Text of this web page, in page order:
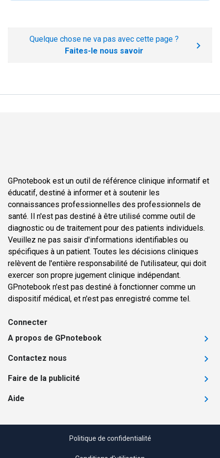
Quelque chose ne va pas avec cette page ?
Faites-le nous savoir
GPnotebook est un outil de référence clinique informatif et
éducatif, destiné à informer et à soutenir les
connaissances professionnelles des professionnels de
santé. Il n'est pas destiné à être utilisé comme outil de
diagnostic ou de traitement pour des patients individuels.
Veuillez ne pas saisir d'informations identifiables ou
spécifiques à un patient. Toutes les décisions cliniques
relèvent de l'entière responsabilité de l'utilisateur, qui doit
exercer son propre jugement clinique indépendant.
GPnotebook n'est pas destiné à fonctionner comme un
dispositif médical, et n'est pas enregistré comme tel.
Connecter
A propos de GPnotebook
Contactez nous
Faire de la publicité
Aide
Politique de confidentialité